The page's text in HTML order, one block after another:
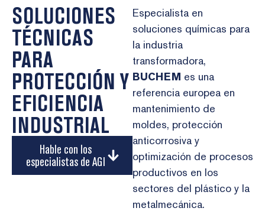
SOLUCIONES
TÉCNICAS
PARA
PROTECCIÓN Y
EFICIENCIA
INDUSTRIAL
Hable con los
especialistas de AGI
Especialista en
soluciones químicas para
la industria
transformadora,
BUCHEM es una
referencia europea en
mantenimiento de
moldes, protección
anticorrosiva y
optimización de procesos
productivos en los
sectores del plástico y la
metalmecánica.